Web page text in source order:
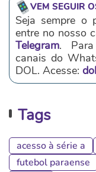
VEM SEGUIR
Seja sempre o
entre no nosso
Telegram.
canais do
DOL. Acesse:
Tags
acesso à série a
futebol paraense